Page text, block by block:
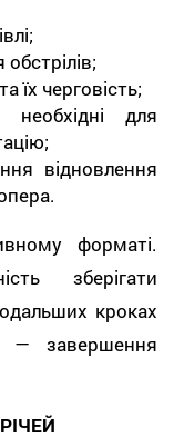
їх черговість;
необхідні для
відновлення
форматі.
зберігати
кроках
— завершення